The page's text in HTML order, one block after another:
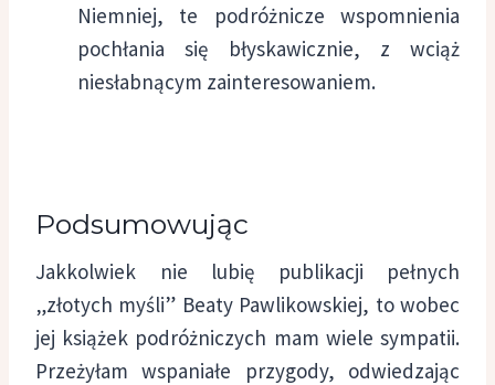
Niemniej, te podróżnicze wspomnienia
pochłania się błyskawicznie, z wciąż
niesłabnącym zainteresowaniem.
Podsumowując
Jakkolwiek nie lubię publikacji pełnych
„złotych myśli” Beaty Pawlikowskiej, to wobec
jej książek podróżniczych mam wiele sympatii.
Przeżyłam wspaniałe przygody, odwiedzając